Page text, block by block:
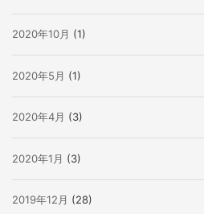
2020年10月 (1)
2020年5月 (1)
2020年4月 (3)
2020年1月 (3)
2019年12月 (28)